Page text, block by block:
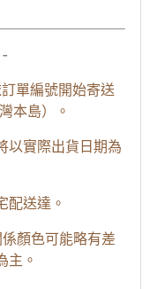
單編號開始寄送
本島）。
以實際出貨日期為
配送達。
顏色可能略有差
主。